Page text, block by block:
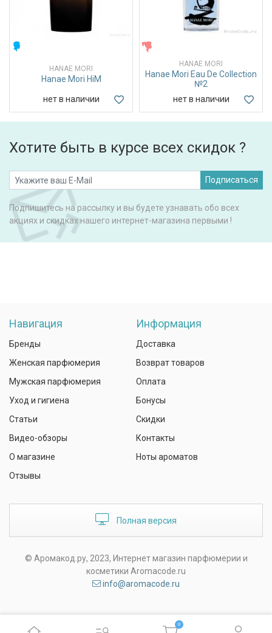
HANAE MORI
Hanae Mori HiM
нет в наличии
HANAE MORI
Hanae Mori Eau De Collection
№2
нет в наличии
Хотите быть в курсе всех скидок ?
Подписаться
Подпишитесь на рассылку и вы будете узнавать обо всех
акциях и скидках нашего интернет-магазина первыми !
Навигация
Бренды
Женская парфюмерия
Мужская парфюмерия
Уход и гигиена
Статьи
Видео-обзоры
О магазине
Отзывы
Информация
Доставка
Возврат товаров
Оплата
Бонусы
Скидки
Контакты
Ноты ароматов
Полная версия
© Аромакод.ру, 2023, Интернет магазин парфюмерии и
косметики Aromacode.ru
info@aromacode.ru
0